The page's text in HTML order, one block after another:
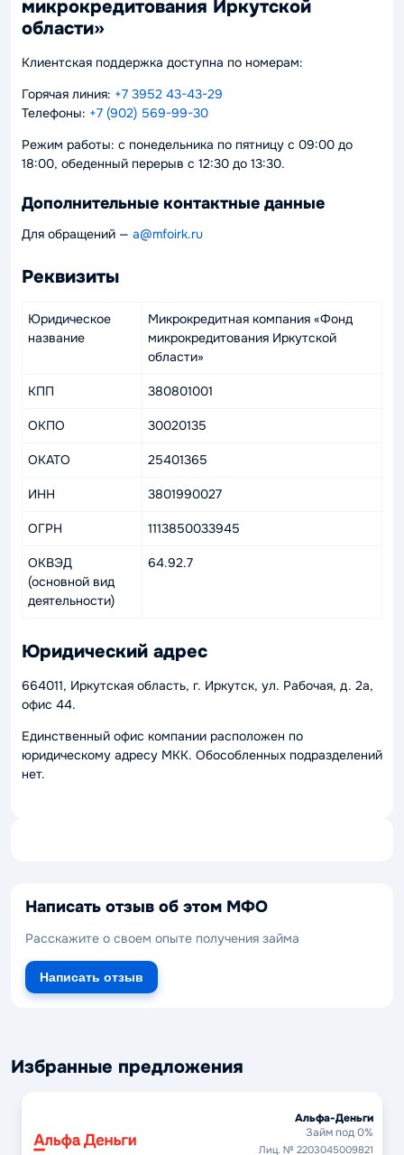
микрокредитования Иркутской
области»
Клиентская поддержка доступна по номерам:
Горячая линия: +7 3952 43-43-29
Телефоны: +7 (902) 569-99-30
Режим работы: с понедельника по пятницу с 09:00 до
18:00, обеденный перерыв с 12:30 до 13:30.
Дополнительные контактные данные
Для обращений — a@mfoirk.ru
Реквизиты
Юридическое
название
Микрокредитная компания «Фонд
микрокредитования Иркутской
области»
КПП 380801001
ОКПО 30020135
ОКАТО 25401365
ИНН 3801990027
ОГРН 1113850033945
ОКВЭД
(основной вид
деятельности)
64.92.7
Юридический адрес
664011, Иркутская область, г. Иркутск, ул. Рабочая, д. 2а,
офис 44.
Единственный офис компании расположен по
юридическому адресу МКК. Обособленных подразделений
нет.
Написать отзыв об этом МФО
Расскажите о своем опыте получения займа
Написать отзыв
Избранные предложения
Альфа-Деньги
Займ под 0%
Лиц. № 2203045009821